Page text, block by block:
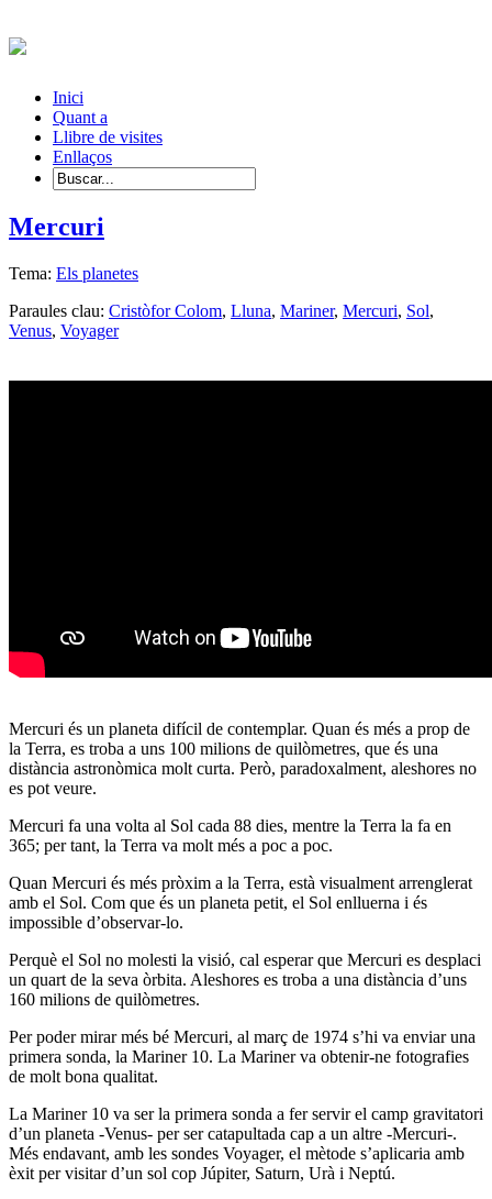
Inici
Quant a
Llibre de visites
Enllaços
Mercuri
Tema: Els planetes
Paraules clau: Cristòfor Colom, Lluna, Mariner, Mercuri, Sol,
Venus, Voyager
Mercuri és un planeta difícil de contemplar. Quan és més a prop de
la Terra, es troba a uns 100 milions de quilòmetres, que és una
distància astronòmica molt curta. Però, paradoxalment, aleshores no
es pot veure.
Mercuri fa una volta al Sol cada 88 dies, mentre la Terra la fa en
365; per tant, la Terra va molt més a poc a poc.
Quan Mercuri és més pròxim a la Terra, està visualment arrenglerat
amb el Sol. Com que és un planeta petit, el Sol enlluerna i és
impossible d’observar-lo.
Perquè el Sol no molesti la visió, cal esperar que Mercuri es desplaci
un quart de la seva òrbita. Aleshores es troba a una distància d’uns
160 milions de quilòmetres.
Per poder mirar més bé Mercuri, al març de 1974 s’hi va enviar una
primera sonda, la Mariner 10. La Mariner va obtenir-ne fotografies
de molt bona qualitat.
La Mariner 10 va ser la primera sonda a fer servir el camp gravitatori
d’un planeta -Venus- per ser catapultada cap a un altre -Mercuri-.
Més endavant, amb les sondes Voyager, el mètode s’aplicaria amb
èxit per visitar d’un sol cop Júpiter, Saturn, Urà i Neptú.